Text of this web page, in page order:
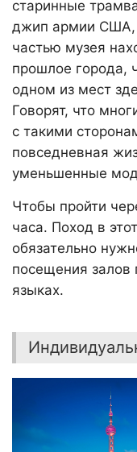
старинные
джип армии США,
частью музея
прошлое города,
одном из мест
Говорят, что
с такими
повседневная
уменьшенные
Чтобы пройти
часа. Поход в
обязательно
посещения залов
языках.